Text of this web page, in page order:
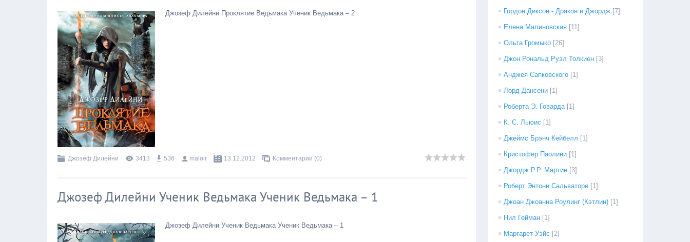
Джозеф Дилейни Проклятие Ведьмака Ученик Ведьмака – 2
Джозеф Дилейни 3413 536 maloir 13.12.2012 Комментарии (0)
Джозеф Дилейни Ученик Ведьмака Ученик Ведьмака – 1
Джозеф Дилейни Ученик Ведьмака Ученик Ведьмака – 1
Гордон Диксон - Дракон и Джордж [7]
Елена Малиновская [11]
Ольга Громыко [26]
Джон Рональд Руэл Толкиен [3]
Анджея Сапковского [1]
Лорд Дансени [1]
Роберта Э. Говарда [1]
К. С. Льюис [1]
Джеймс Брэнч Кейбелл [1]
Кристофер Паолини [1]
Джордж Р.Р. Мартин [3]
Роберт Энтони Сальваторе [1]
Джоан Джоанна Роулинг (Кэтлин) [1]
Нил Гейман [1]
Маргарет Уэйс [2]